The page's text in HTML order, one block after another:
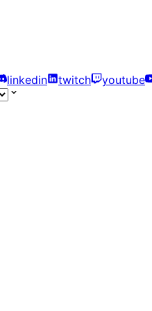
linkedin twitch youtube